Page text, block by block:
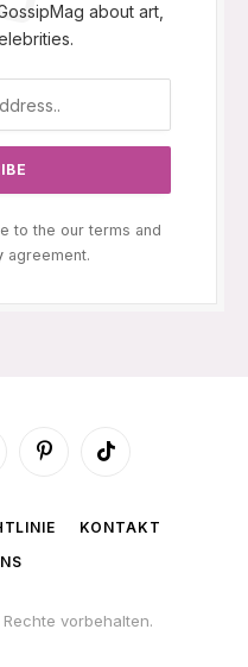
about art,
to the our terms and
agreement.
PinterestTikTok
KONTAKT
Rechte vorbehalten.